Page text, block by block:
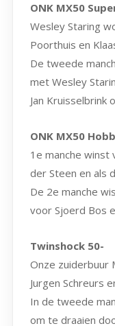
ONK MX50
Wesley Staring
Poorthuis en
De tweede
met Wesley
Jan Kruisselbrink
ONK MX50
1e manche winst
der Steen en als
De 2e manche
voor Sjoerd Bos
Twinshock 50-
Onze zuiderbuur
Jurgen Schreurs
In de tweede
om te draaien